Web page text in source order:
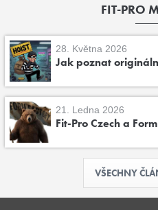
FIT-PRO
28. Května 2026
Jak poznat
21. Ledna 2026
Fit-Pro Czech a
VŠECHNY